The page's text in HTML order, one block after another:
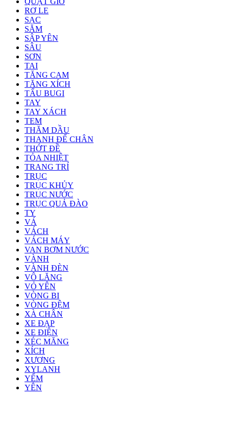
RƠ LE
SẠC
SĂM
SẬP YÊN
SÂU
SƠN
TAI
TĂNG CAM
TĂNG XÍCH
TẨU BUGI
TAY
TAY XÁCH
TEM
THĂM DẦU
THANH ĐỂ CHÂN
THỚT ĐỀ
TỎA NHIỆT
TRANG TRÍ
TRỤC
TRỤC KHỦY
TRỤC NƯỚC
TRỤC QUẢ ĐÀO
TY
VÁ
VÁCH
VÁCH MÁY
VAN BƠM NƯỚC
VÀNH
VÀNH ĐÈN
VÔ LĂNG
VỎ YÊN
VÒNG BI
VÒNG ĐỆM
XÀ CHÂN
XE ĐẠP
XE ĐIỆN
XÉC MĂNG
XÍCH
XƯƠNG
XYLANH
YẾM
YÊN